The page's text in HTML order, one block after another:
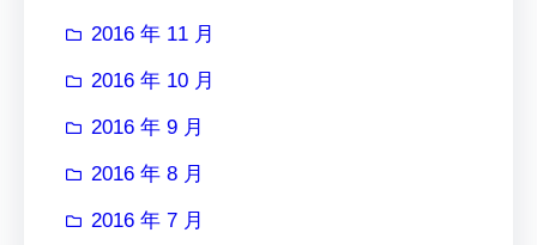
2016 年 11 月
2016 年 10 月
2016 年 9 月
2016 年 8 月
2016 年 7 月